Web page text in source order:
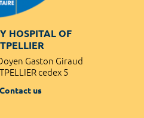
HOSPITAL OF
Gaston Giraud
cedex 5
Contact us